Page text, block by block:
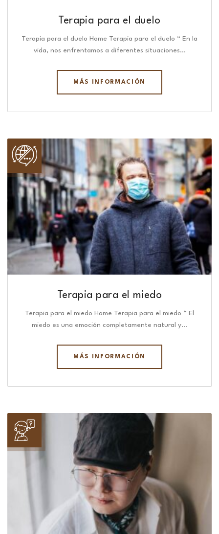
Terapia para el duelo
Terapia para el duelo Home Terapia para el duelo “ En la
vida, nos enfrentamos a diferentes situaciones…
MÁS INFORMACIÓN
Terapia para el miedo
Terapia para el miedo Home Terapia para el miedo “ El
miedo es una emoción completamente natural y…
MÁS INFORMACIÓN